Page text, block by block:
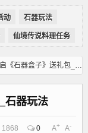
动 石器玩法
仙境传说料理任务
石器盒子》送礼包_石器玩法
石器玩法
1868 0 A+ A-